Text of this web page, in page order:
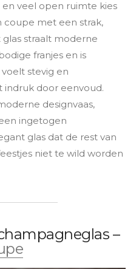
veel open ruimte kies
coupe met een strak,
straalt moderne
franjes en is
stevig en
indruk door eenvoud.
designvaas,
ingetogen
glas dat de rest van
niet te wild worden
–